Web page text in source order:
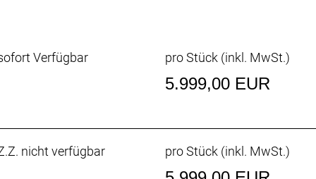
für noch mehr Spe
System Foil Rohrprofile, IsoFlow-Sitzrohr, RCS
Verfügbar pro Stück (inkl. MwSt.)
5.999,00 EUR
nicht verfügbar pro Stück (inkl. MwSt.)